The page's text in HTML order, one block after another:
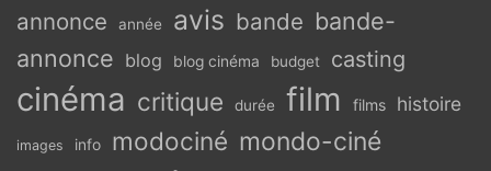
annonce année avis bande bande-
annonce blog blog cinéma budget casting
cinéma critique durée film films histoire
images info modociné mondo-ciné